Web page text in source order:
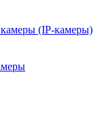
(IP-камеры)